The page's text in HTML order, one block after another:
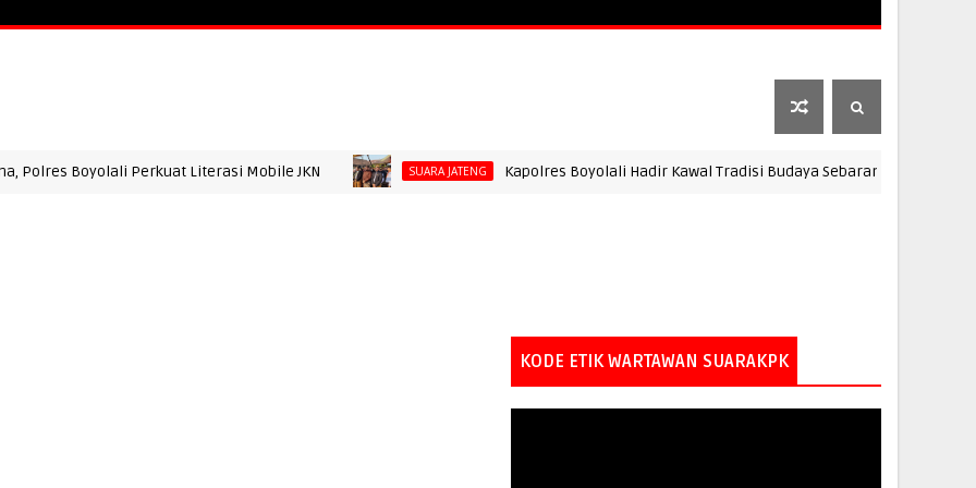
Boyolali Perkuat Literasi Mobile JKN SUARA JATENG Kapolres Boyolali Hadir Kawal Tradisi Budaya Sebaran Apem Pengging
KODE ETIK WARTAWAN SUARAKPK